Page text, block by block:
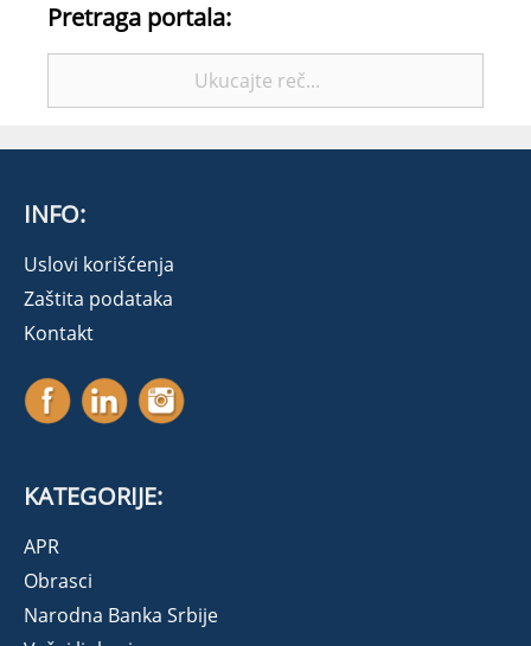
Pretraga portala:
INFO:
Uslovi korišćenja
Zaštita podataka
Kontakt
KATEGORIJE:
APR
Obrasci
Narodna Banka Srbije